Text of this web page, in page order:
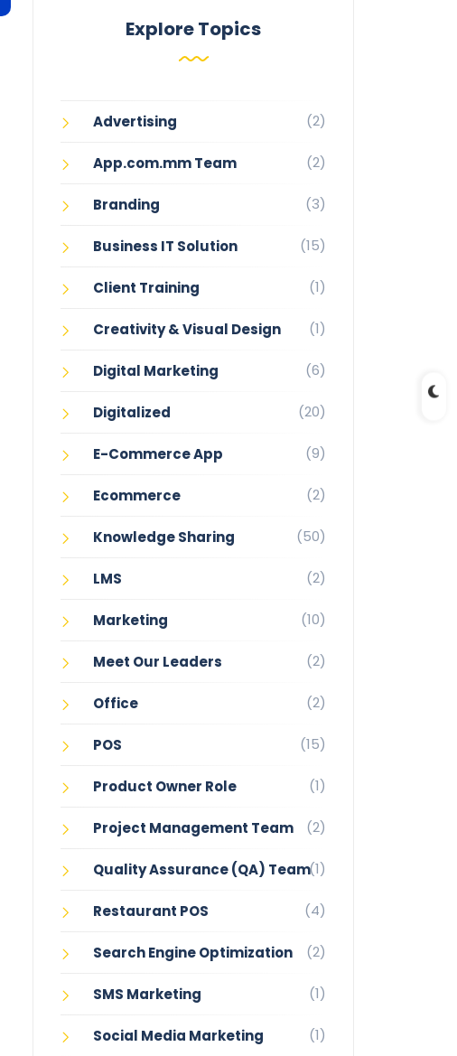
Explore Topics
Advertising (2)
App.com.mm Team (2)
Branding (3)
Business IT Solution (15)
Client Training (1)
Creativity & Visual Design (1)
Digital Marketing (6)
Digitalized (20)
E-Commerce App (9)
Ecommerce (2)
Knowledge Sharing (50)
LMS (2)
Marketing (10)
Meet Our Leaders (2)
Office (2)
POS (15)
Product Owner Role (1)
Project Management Team (2)
Quality Assurance (QA) Team(1)
Restaurant POS (4)
Search Engine Optimization (2)
SMS Marketing (1)
Social Media Marketing (1)